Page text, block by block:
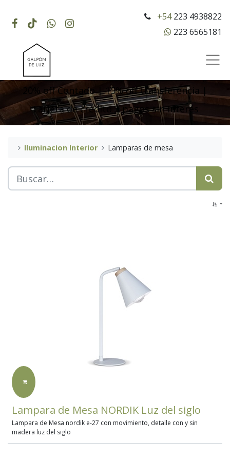
+54223 4938822
223 6565181
20% off Contado | 15% off transferencia |
Tarjeta de crédito 3 pagos sin interés
Iluminacion Interior Lamparas de mesa
Lampara de Mesa NORDIK Luz del siglo
Lampara de Mesa nordik e-27 con movimiento, detalle con y sin
madera luz del siglo